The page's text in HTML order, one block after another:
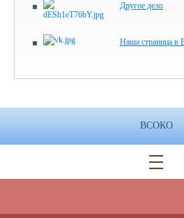
Другое дело
Наша страница в
ВСОКО